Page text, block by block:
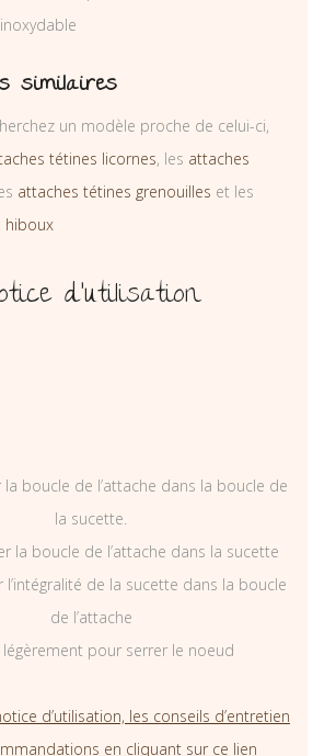
similaires
un modèle proche de celui-ci,
tétines licornes, les attaches
attaches tétines grenouilles et les
hiboux
d’utilisation
la boucle de l’attache dans la boucle de
la sucette.
la boucle de l’attache dans la sucette
l’intégralité de la sucette dans la boucle
de l’attache
légèrement pour serrer le noeud
d’utilisation, les conseils d’entretien
en cliquant sur ce lien